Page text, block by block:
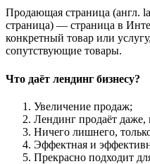
Продающая страница (англ.
страница) — страница в
конкретный товар или
сопутствующие товары.
Что даёт лендинг бизнесу?
Увеличение продаж;
Лендинг продаёт даже,
Ничего лишнего,
Эффектная и
Прекрасно подходит